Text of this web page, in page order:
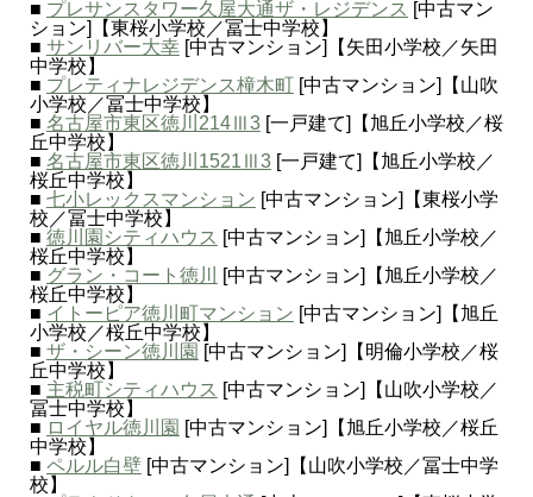
■ プレサンスタワー久屋大通ザ・レジデンス [中古マン
ション]【東桜小学校／冨士中学校】
■ サンリバー大幸[中古マンション]【矢田小学校／矢田
中学校】
■ プレティナレジデンス橦木町[中古マンション]【山吹
小学校／冨士中学校】
■ 名古屋市東区徳川214Ⅲ3[一戸建て]【旭丘小学校／桜
丘中学校】
■ 名古屋市東区徳川1521Ⅲ3[一戸建て]【旭丘小学校／
桜丘中学校】
■ 七小レックスマンション [中古マンション]【東桜小学
校／冨士中学校】
■ 徳川園シティハウス [中古マンション]【旭丘小学校／
桜丘中学校】
■ グラン・コート徳川
[中古マンション]【旭丘小学校／
桜丘中学校】
■ イトーピア徳川町マンション [中古マンション]【旭丘
小学校／桜丘中学校】
■ ザ・シーン徳川園 [中古マンション]【明倫小学校／桜
丘中学校】
■ 主税町シティハウス [中古マンション]【山吹小学校／
冨士中学校】
■ ロイヤル徳川園 [中古マンション]【旭丘小学校／桜丘
中学校】
■ ペルル白壁[中古マンション]【山吹小学校／冨士中学
校】